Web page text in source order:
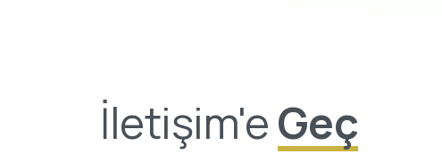
İletişim'eGeç